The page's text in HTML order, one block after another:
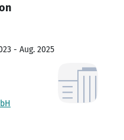
- Aug. 2025